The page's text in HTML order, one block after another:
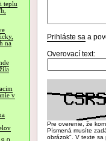
teplu
na
v
Prihláste sa a
Overovací text:
Pre overenie, že
Písmená musíte
obrázok". V texte sa